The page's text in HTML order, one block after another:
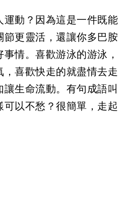
運動？因為這是一件既能
節更靈活，還讓你多巴胺
情。喜歡游泳的游泳，
喜歡快走的就盡情去走
生命流動。有句成語叫
可以不愁？很簡單，走起